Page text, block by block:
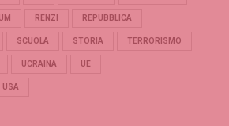
RENZI REPUBBLICA
SCUOLA STORIA TERRORISMO
UCRAINA UE
USA